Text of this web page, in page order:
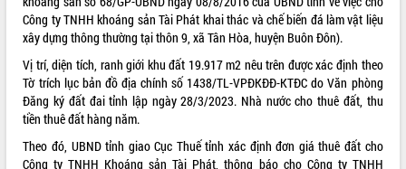
Công ty TNHH khoáng sản Tài Phát khai thác và chế biến đá làm vật liệu
xây dựng thông thường tại thôn 9, xã Tân Hòa, huyện Buôn Đôn).
Vị trí, diện tích, ranh giới khu đất 19.917 m2 nêu trên được xác định theo
Tờ trích lục bản đồ địa chính số 1438/TL-VPĐKĐĐ-KTĐC do Văn phòng
Đăng ký đất đai tỉnh lập ngày 28/3/2023. Nhà nước cho thuê đất, thu
tiền thuê đất hàng năm.
Theo đó, UBND tỉnh giao Cục Thuế tỉnh xác định đơn giá thuê đất cho
Công ty TNHH Khoáng sản Tài Phát, thông báo cho Công ty TNHH